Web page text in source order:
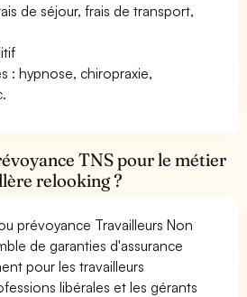
de séjour, frais de transport,
: hypnose, chiropraxie,
TNS pour le métier
relooking ?
prévoyance Travailleurs Non
de garanties d'assurance
pour les travailleurs
libérales et les gérants